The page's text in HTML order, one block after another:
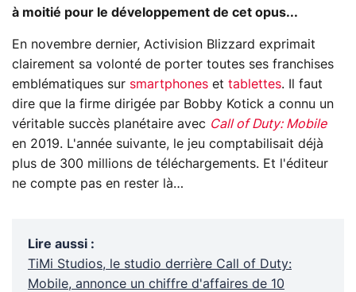
à moitié pour le développement de cet opus...
En novembre dernier, Activision Blizzard exprimait
clairement sa volonté de porter toutes ses franchises
emblématiques sur smartphones et tablettes. Il faut
dire que la firme dirigée par Bobby Kotick a connu un
véritable succès planétaire avec Call of Duty: Mobile
en 2019. L'année suivante, le jeu comptabilisait déjà
plus de 300 millions de téléchargements. Et l'éditeur
ne compte pas en rester là…
Lire aussi :
TiMi Studios, le studio derrière Call of Duty:
Mobile, annonce un chiffre d'affaires de 10